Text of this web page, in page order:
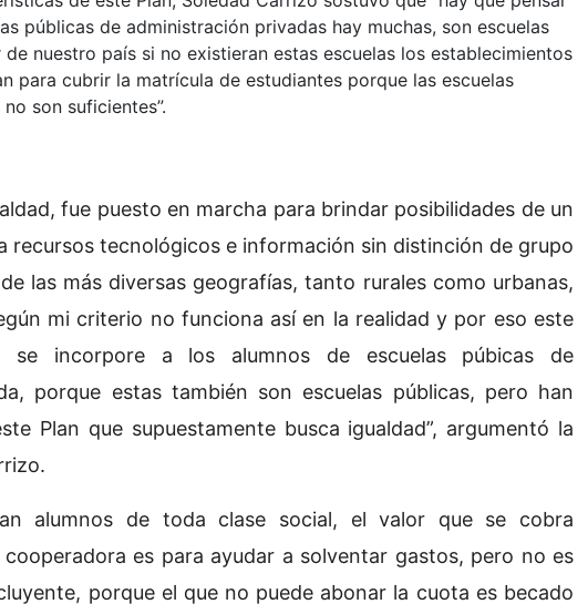
públicas de administración privadas hay muchas, son escuelas
nuestro país si no existieran estas escuelas los establecimientos
para cubrir la matrícula de estudiantes porque las escuelas
son suficientes”.
fue puesto en marcha para brindar posibilidades de un
recursos tecnológicos e información sin distinción de grupo
las más diversas geografías, tanto rurales como urbanas,
mi criterio no funciona así en la realidad y por eso este
se incorpore a los alumnos de escuelas púbicas de
porque estas también son escuelas públicas, pero han
Plan que supuestamente busca igualdad”, argumentó la
alumnos de toda clase social, el valor que se cobra
cooperadora es para ayudar a solventar gastos, pero no es
porque el que no puede abonar la cuota es becado